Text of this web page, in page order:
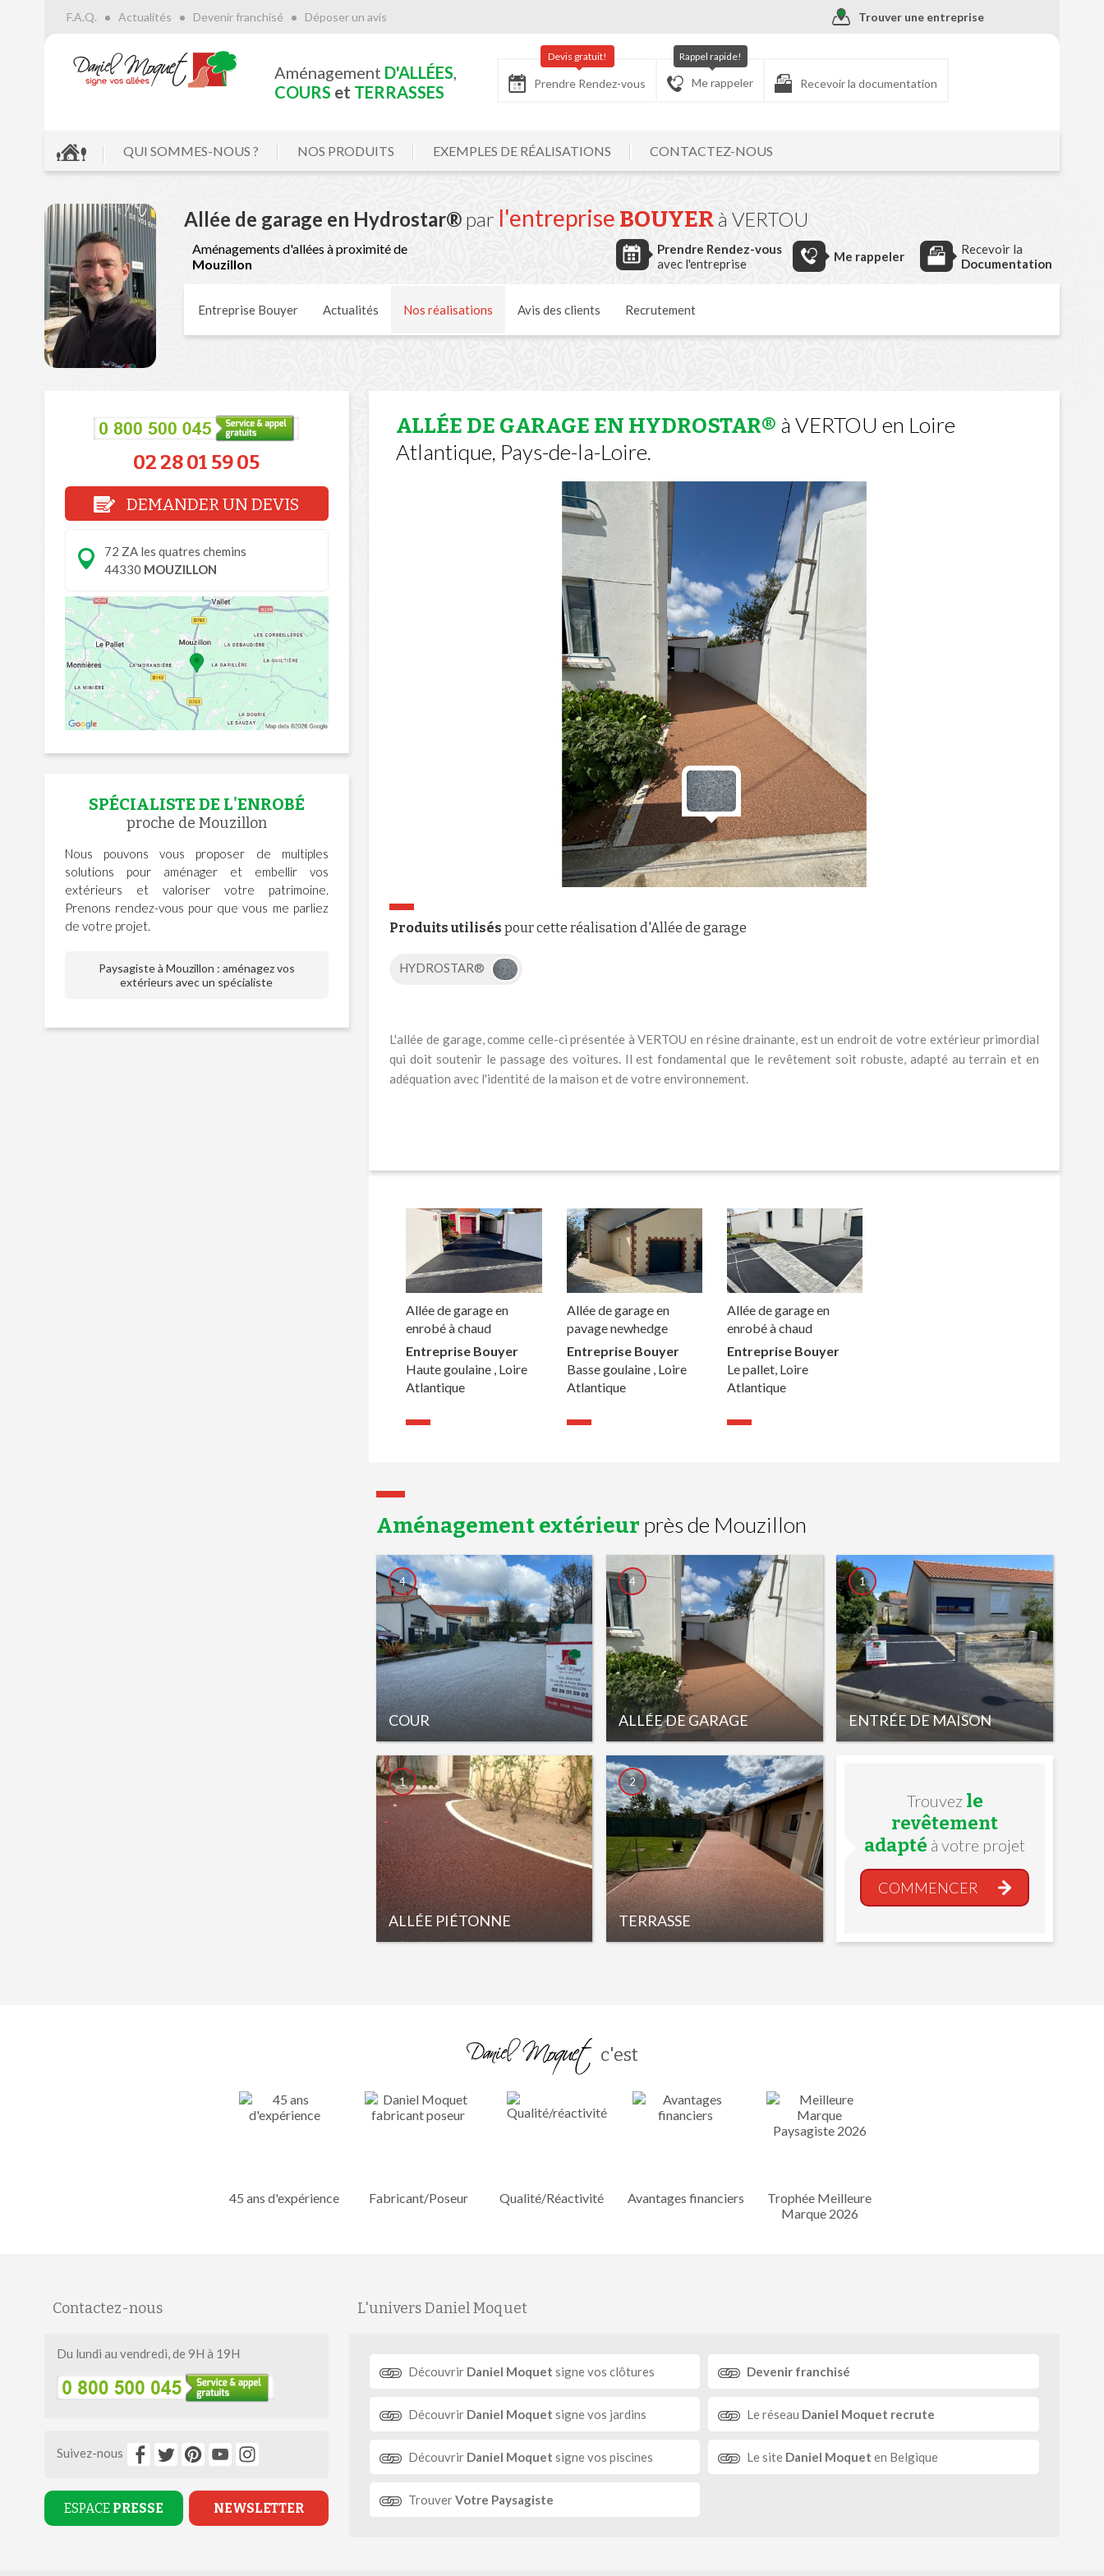
Trouver une entreprise
F.A.Q. Actualités Devenir franchisé Déposer un avis
Aménagement D'ALLÉES,
COURS et TERRASSES Prendre Rendez-vous
Devis gratuit!
Me rappeler
Rappel rapide!
Recevoir la documentation
QUI SOMMES-NOUS ? NOS PRODUITS EXEMPLES DE RÉALISATIONS CONTACTEZ-NOUS
Allée de garage en Hydrostar®par l'entreprise BOUYERà VERTOU
Aménagements d'allées à proximité de
Mouzillon
Prendre Rendez-vous
avec l'entreprise
Me rappeler
Recevoir la
Documentation
Entreprise Bouyer Actualités Nos réalisations Avis des clients Recrutement
02 28 01 59 05
DEMANDER UN DEVIS
72 ZA les quatres chemins
44330 MOUZILLON
SPÉCIALISTE DE L'ENROBÉ
proche de Mouzillon
Nous pouvons vous proposer de multiples
solutions pour aménager et embellir vos
extérieurs et valoriser votre patrimoine.
Prenons rendez-vous pour que vous me parliez
de votre projet.
Paysagiste à Mouzillon : aménagez vos
extérieurs avec un spécialiste
ALLÉE DE GARAGE EN HYDROSTAR® à VERTOU en Loire
Atlantique, Pays-de-la-Loire.
Produits utilisés pour cette réalisation d'Allée de garage
HYDROSTAR®
L'allée de garage, comme celle-ci présentée à VERTOU en résine drainante, est un endroit de votre extérieur primordial
qui doit soutenir le passage des voitures. Il est fondamental que le revêtement soit robuste, adapté au terrain et en
adéquation avec l'identité de la maison et de votre environnement.
Allée de garage en
enrobé à chaud
Entreprise Bouyer
Haute goulaine , Loire
Atlantique
Allée de garage en
pavage newhedge
Entreprise Bouyer
Basse goulaine , Loire
Atlantique
Allée de garage en
enrobé à chaud
Entreprise Bouyer
Le pallet, Loire
Atlantique
Aménagement extérieur près de Mouzillon
COUR
4
ALLÉE DE GARAGE
4
ENTRÉE DE MAISON
1
ALLÉE PIÉTONNE
1
TERRASSE
2
Trouvez le
revêtement
adapté à votre projet
COMMENCER
c'est
45 ans d'expérience Fabricant/Poseur Qualité/Réactivité Avantages financiers
Trophée Meilleure
Marque 2026
Contactez-nous
Du lundi au vendredi, de 9H à 19H
Suivez-nous
ESPACE PRESSE NEWSLETTER
L'univers Daniel Moquet
Découvrir Daniel Moquet signe vos clôtures Devenir franchisé
Découvrir Daniel Moquet signe vos jardins Le réseau Daniel Moquet recrute
Découvrir Daniel Moquet signe vos piscines Le site Daniel Moquet en Belgique
TrouverVotre Paysagiste